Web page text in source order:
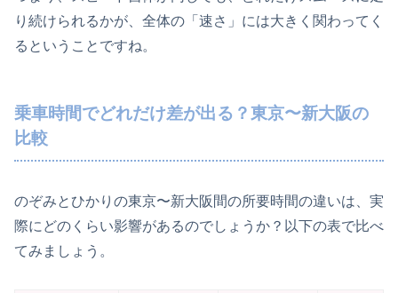
り続けられるかが、全体の「速さ」には大きく関わってく
るということですね。
乗車時間でどれだけ差が出る？東京〜新大阪の
比較
のぞみとひかりの東京〜新大阪間の所要時間の違いは、実
際にどのくらい影響があるのでしょうか？以下の表で比べ
てみましょう。